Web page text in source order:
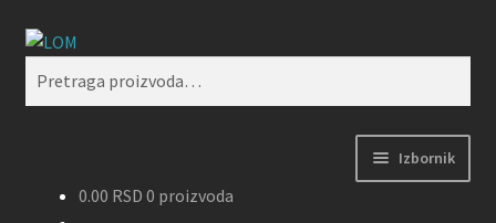
Preskoči
navigaciju
Skoči
Pretraži
Izbornik
0.00 RSD 0 proizvoda